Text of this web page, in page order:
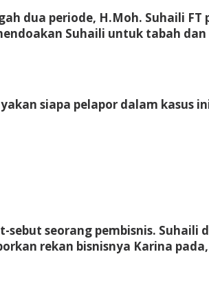
dua periode, H.Moh. Suhaili
Suhaili untuk tabah
siapa pelapor dalam kasus
sebut seorang pembisnis.
rekan bisnisnya Karina pada,